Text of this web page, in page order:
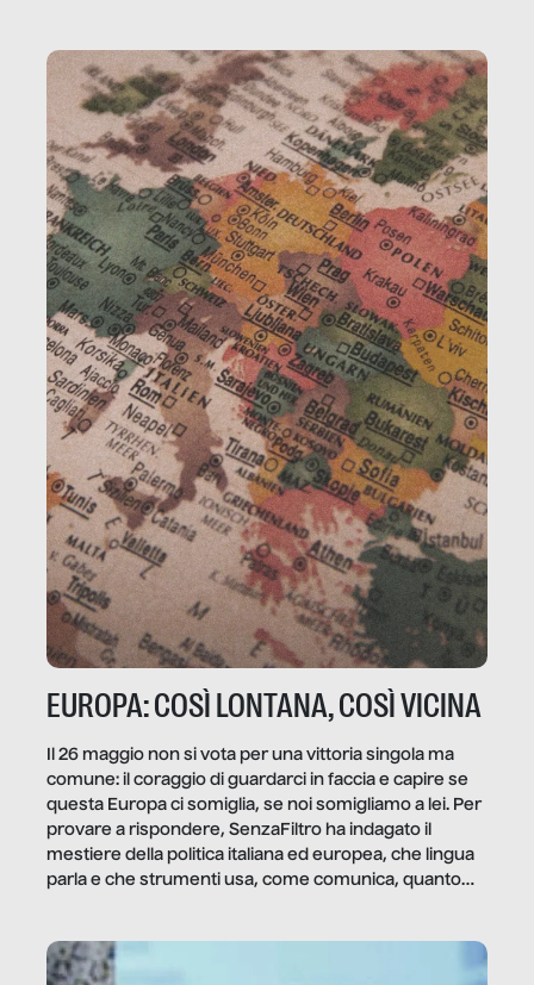
EUROPA: COSÌ LONTANA, COSÌ VICINA
Il 26 maggio non si vota per una vittoria singola ma
comune: il coraggio di guardarci in faccia e capire se
questa Europa ci somiglia, se noi somigliamo a lei. Per
provare a rispondere, SenzaFiltro ha indagato il
mestiere della politica italiana ed europea, che lingua
parla e che strumenti usa, come comunica, quanto